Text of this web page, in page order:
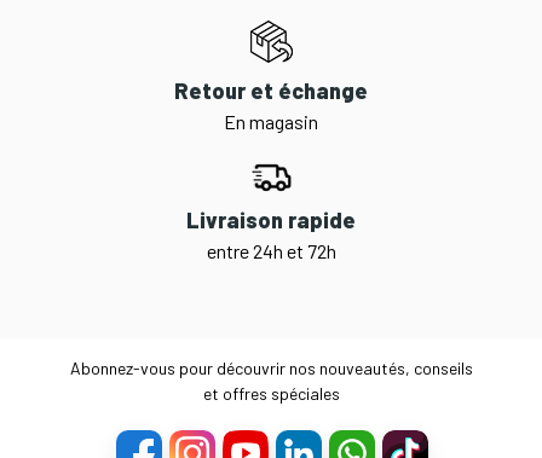
Retour et échange
En magasin
Livraison rapide
entre 24h et 72h
Abonnez-vous pour découvrir nos nouveautés, conseils
et offres spéciales